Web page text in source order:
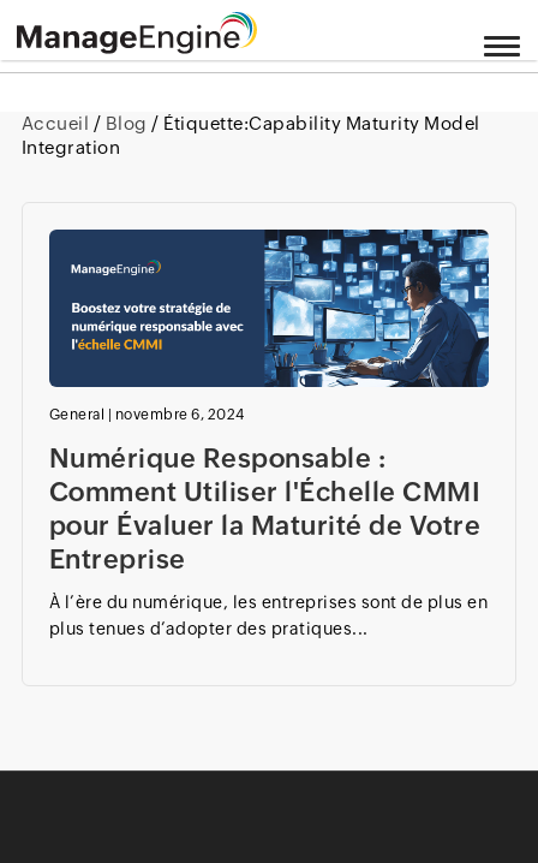
Accueil / Blog / Étiquette:Capability Maturity Model
Integration
General | novembre 6, 2024
Numérique Responsable :
Comment Utiliser l'Échelle CMMI
pour Évaluer la Maturité de Votre
Entreprise
À l’ère du numérique, les entreprises sont de plus en
plus tenues d’adopter des pratiques...